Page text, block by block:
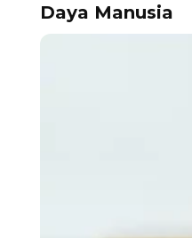
Daya Manusia